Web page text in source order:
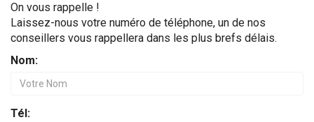
On vous rappelle !
Laissez-nous votre numéro de téléphone, un de nos
conseillers vous rappellera dans les plus brefs délais.
Nom:
Tél: